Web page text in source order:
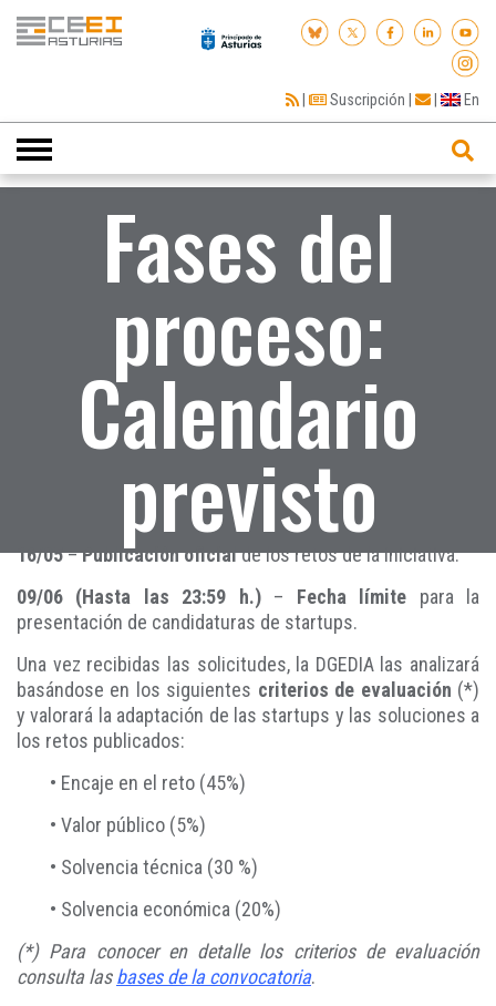
| Suscripción | | En
Toggle
navigation
Fases del
proceso:
Calendario
previsto
16/05–Publicación oficialde los retos de la iniciativa.
09/06 (Hasta las 23:59 h.)– Fecha límite para la
presentación de candidaturas de startups.
Una vez recibidas las solicitudes, la DGEDIA las analizará
basándose en los siguientes criterios de evaluación (*)
y valorará la adaptación de las startups y las soluciones a
los retos publicados:
• Encaje en el reto (45%)
• Valor público (5%)
• Solvencia técnica (30 %)
• Solvencia económica (20%)
(*) Para conocer en detalle los criterios de evaluación
consulta lasbases de la convocatoria.